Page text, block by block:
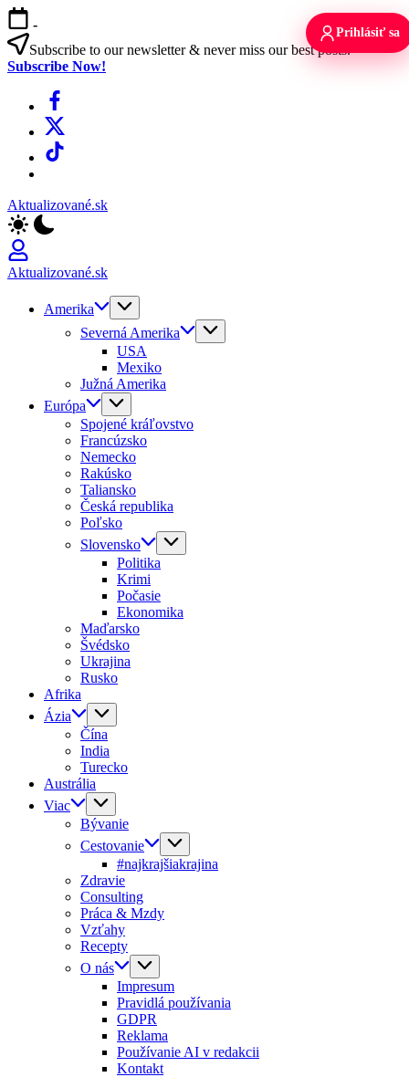
Skip
to
content
-
Subscribe to our newsletter & never miss our best posts.
Subscribe Now!
Facebook
X
TikTok
Aktualizované.sk
Aktualizované.sk
Amerika
Severná Amerika
USA
Mexiko
Južná Amerika
Európa
Spojené kráľovstvo
Francúzsko
Nemecko
Rakúsko
Taliansko
Česká republika
Poľsko
Slovensko
Politika
Krimi
Počasie
Ekonomika
Maďarsko
Švédsko
Ukrajina
Rusko
Afrika
Ázia
Čína
India
Turecko
Austrália
Viac
Bývanie
Cestovanie
#najkrajšiakrajina
Zdravie
Consulting
Práca & Mzdy
Vzťahy
Recepty
O nás
Impresum
Pravidlá používania
GDPR
Reklama
Používanie AI v redakcii
Kontakt
Prihlásiť sa